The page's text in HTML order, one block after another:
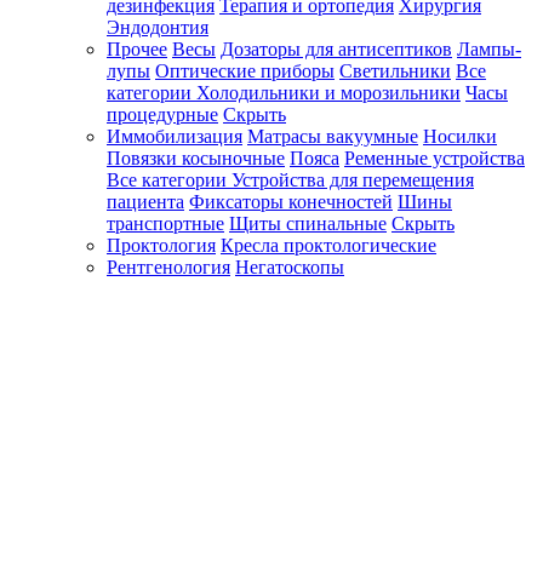
дезинфекция Терапия и ортопедия Хирургия
Эндодонтия
Прочее Весы Дозаторы для антисептиков Лампы-
лупы Оптические приборы Светильники Все
категории Холодильники и морозильники Часы
процедурные Скрыть
Иммобилизация Матрасы вакуумные Носилки
Повязки косыночные Пояса Ременные устройства
Все категории Устройства для перемещения
пациента Фиксаторы конечностей Шины
транспортные Щиты спинальные Скрыть
Проктология Кресла проктологические
Рентгенология Негатоскопы